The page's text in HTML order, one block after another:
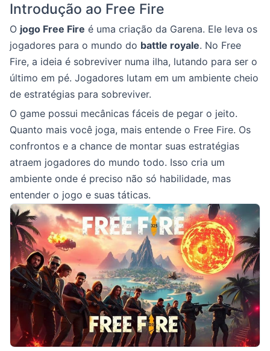
Introdução ao Free Fire
O jogo Free Fire é uma criação da Garena. Ele leva os
jogadores para o mundo do battle royale. No Free
Fire, a ideia é sobreviver numa ilha, lutando para ser o
último em pé. Jogadores lutam em um ambiente cheio
de estratégias para sobreviver.
O game possui mecânicas fáceis de pegar o jeito.
Quanto mais você joga, mais entende o Free Fire. Os
confrontos e a chance de montar suas estratégias
atraem jogadores do mundo todo. Isso cria um
ambiente onde é preciso não só habilidade, mas
entender o jogo e suas táticas.